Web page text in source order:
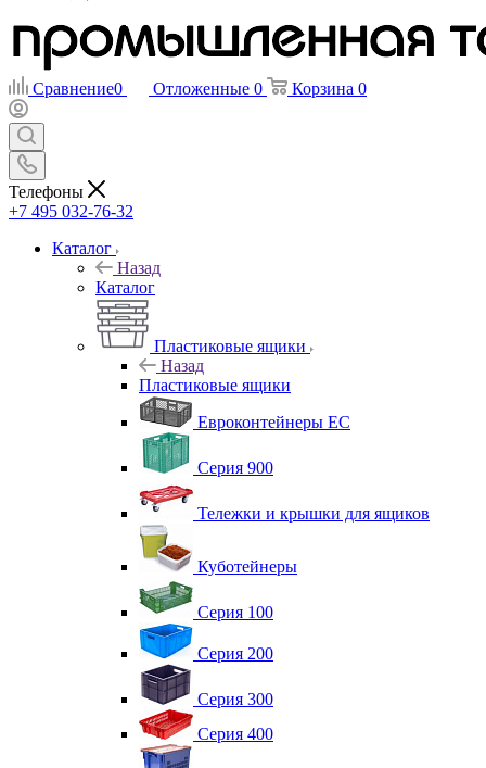
Сравнение0 Отложенные 0 Корзина 0
Телефоны
+7 495 032-76-32
Каталог
Назад
Каталог
Пластиковые ящики
Назад
Пластиковые ящики
Евроконтейнеры ЕС
Серия 900
Тележки и крышки для ящиков
Куботейнеры
Серия 100
Серия 200
Серия 300
Серия 400